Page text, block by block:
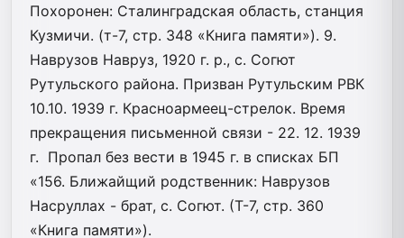
Похоронен: Сталинградская область, станция
Кузмичи. (т-7, стр. 348 «Книга памяти»). 9.
Наврузов Навруз, 1920 г. р., с. Согют
Рутульского района. Призван Рутульским РВК
10.10. 1939 г. Красноармеец-стрелок. Время
прекращения письменной связи - 22. 12. 1939
г. Пропал без вести в 1945 г. в списках БП
«156. Ближайщий родственник: Наврузов
Насруллах - брат, с. Согют. (Т-7, стр. 360
«Книга памяти»).